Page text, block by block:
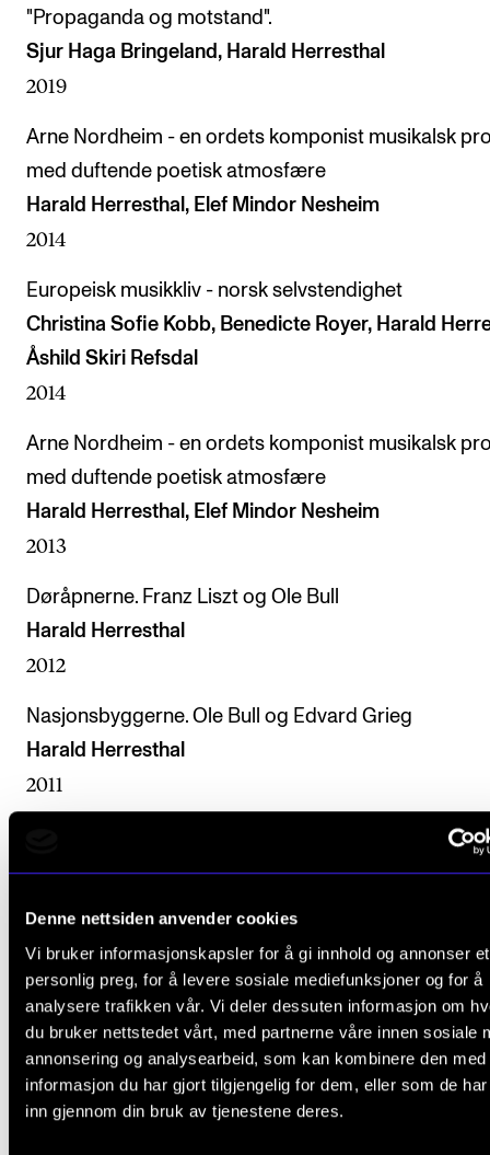
Denne nettsiden anvender cookies
Vi bruker informasjonskapsler for å gi innhold og annonser et
personlig preg, for å levere sosiale mediefunksjoner og for å
analysere trafikken vår. Vi deler dessuten informasjon om
du bruker nettstedet vårt, med partnerne våre innen sosiale
annonsering og analysearbeid, som kan kombinere den med
informasjon du har gjort tilgjengelig for dem, eller som de
inn gjennom din bruk av tjenestene deres.
For ansatte og studenter
"Propaganda og motstand".
Sjur Haga Bringeland, Harald Herresthal
2019
Arne Nordheim - en ordets komponist musikalsk
med duftende poetisk atmosfære
Harald Herresthal, Elef Mindor Nesheim
2014
Europeisk musikkliv - norsk selvstendighet
Christina Sofie Kobb, Benedicte Royer, Harald
Åshild Skiri Refsdal
2014
Arne Nordheim - en ordets komponist musikalsk
med duftende poetisk atmosfære
Harald Herresthal, Elef Mindor Nesheim
2013
Døråpnerne. Franz Liszt og Ole Bull
Harald Herresthal
2012
Nasjonsbyggerne. Ole Bull og Edvard Grieg
Harald Herresthal
2011
Harald Herresthal
Ole Bull - The Nordic Paganini
Harald Herresthal
2010
Ole Bull. Drømmen om udødelighet 1862-1880
Harald Herresthal